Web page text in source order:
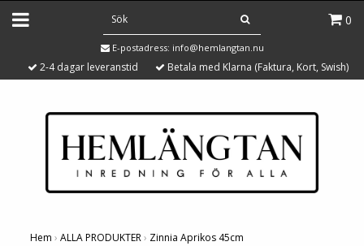
0
E-postadress: info@hemlangtan.nu
2-4 dagar leveranstid Betala med Klarna (Faktura, Kort, Swish)
Hem › ALLA PRODUKTER› Zinnia Aprikos 45cm